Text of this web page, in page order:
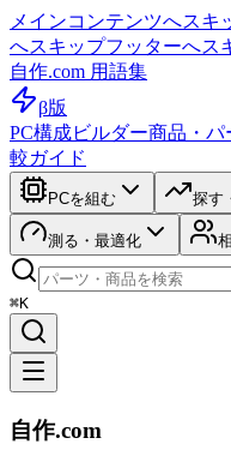
メインコンテンツへスキ
へスキップフッターへス
自作.com 用語集
β版
PC構成ビルダー商品・パ
較ガイド
PCを組む 探す
測る・最適化
⌘K
自作.com